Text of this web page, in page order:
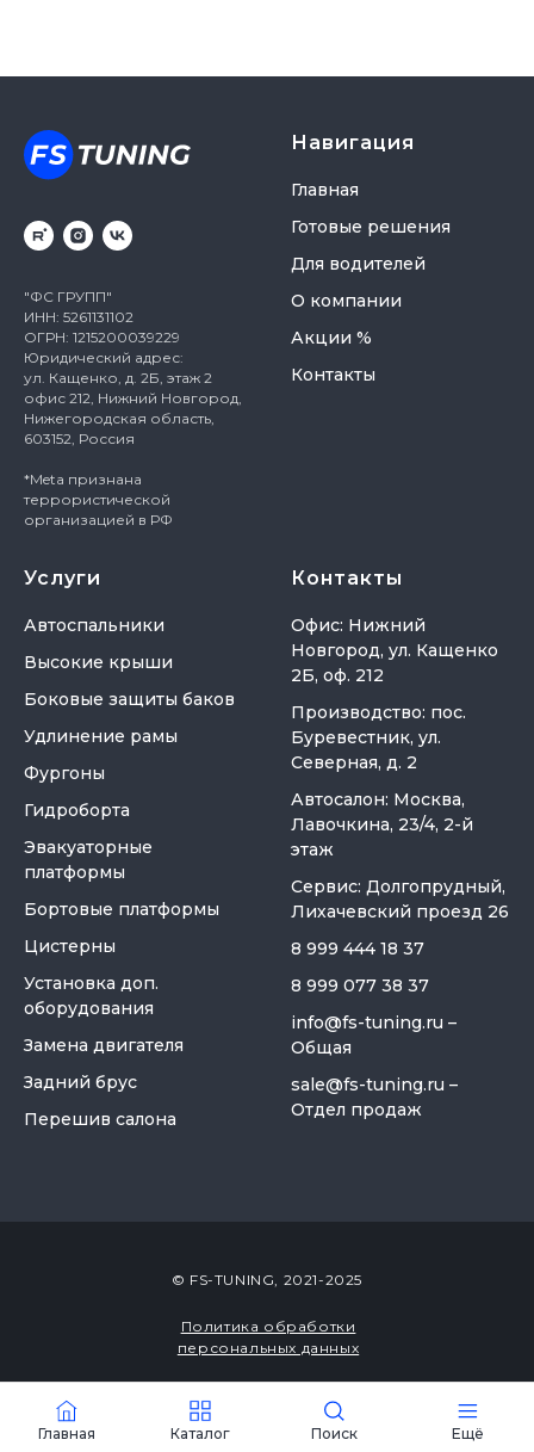
Главная Каталог Поиск Ещё
"ФС ГРУПП"
ИНН: 5261131102
ОГРН: 1215200039229
Юридический адрес:
ул. Кащенко, д. 2Б, этаж 2
офис 212, Нижний Новгород,
Нижегородская область,
603152, Россия
*Meta признана
террористической
организацией в РФ
Навигация
Главная
Готовые решения
Для водителей
О компании
Акции %
Контакты
Услуги
Автоспальники
Высокие крыши
Боковые защиты баков
Удлинение рамы
Фургоны
Гидроборта
Эвакуаторные
платформы
Бортовые платформы
Цистерны
Установка доп.
оборудования
Замена двигателя
Задний брус
Перешив салона
Контакты
Офис: Нижний
Новгород, ул. Кащенко
2Б, оф. 212
Производство: пос.
Буревестник, ул.
Северная, д. 2
Автосалон: Москва,
Лавочкина, 23/4, 2-й
этаж
Сервис: Долгопрудный,
Лихачевский проезд 26
8 999 444 18 37
8 999 077 38 37
info@fs-tuning.ru –
Общая
sale@fs-tuning.ru –
Отдел продаж
© FS-TUNING, 2021-2025
Политика обработки
персональных данных